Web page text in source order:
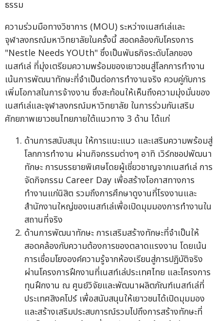
ธรรม
ความร่วมมือทางวิชาการ (MOU) ระหว่างเนสท์เล่และ
จุฬาลงกรณ์มหาวิทยาลัยในครั้งนี้ สอดคล้องกับโครงการ
"Nestle Needs YOUth" ซึ่งเป็นพันธกิจระดับโลกของ
เนสท์เล่ ที่มุ่งเตรียมความพร้อมของเยาวชนสู่โลกการทำงาน
เน้นการพัฒนาทักษะที่จำเป็นต่อการทำงานจริง ควบคู่กับการ
เพิ่มโอกาสในการจ้างงาน ซึ่งสะท้อนให้เห็นถึงความมุ่งมั่นของ
เนสท์เล่และจุฬาลงกรณ์มหาวิทยาลัย ในการร่วมกันเสริม
ศักยภาพเยาวชนไทยภายใต้แนวทาง 3 ด้าน ได้แก่
ด้านการสนับสนุน ให้การแนะแนว และเสริมความพร้อมสู่
โลกการทำงาน ผ่านกิจกรรมต่างๆ อาทิ เวิร์กชอปพัฒนา
ทักษะ การบรรยายพิเศษโดยผู้เชี่ยวชาญจากเนสท์เล่ การ
จัดกิจกรรม Career Day เพื่อสร้างโอกาสทางการ
ทำงานแก่นิสิต รวมถึงการศึกษาดูงานที่โรงงานและ
สำนักงานใหญ่ของเนสท์เล่เพื่อเปิดมุมมองการทำงานใน
สถานที่จริง
ด้านการพัฒนาทักษะ การเสริมสร้างทักษะที่จำเป็นให้
สอดคล้องกับความต้องการของตลาดแรงงาน โดยเน้น
การเชื่อมโยงองค์ความรู้จากห้องเรียนสู่การปฏิบัติจริง
ผ่านโครงการฝึกงานที่เนสท์เล่ประเทศไทย และโครงการ
ทุนฝึกงาน ณ ศูนย์วิจัยและพัฒนาผลิตภัณฑ์เนสท์เล่ที่
ประเทศสิงคโปร์ เพื่อสนับสนุนให้เยาวชนได้เปิดมุมมอง
และสร้างเสริมประสบการณ์รวมไปถึงการสร้างทักษะที่